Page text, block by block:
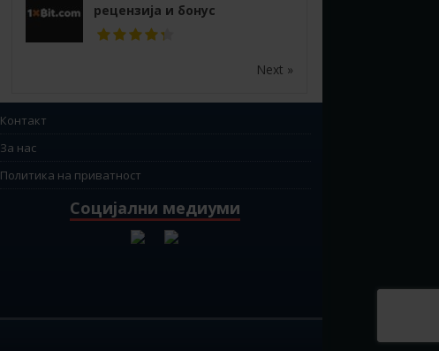
рецензија и бонус
Next »
Контакт
За нас
Политика на приватност
Социјални медиуми